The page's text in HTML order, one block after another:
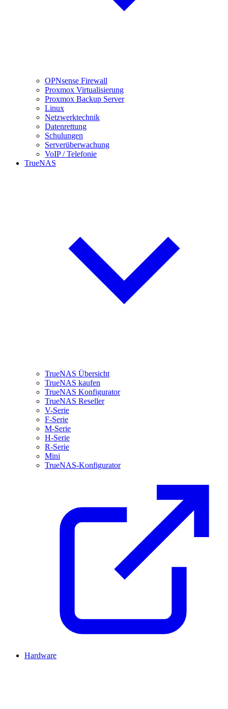
OPNsense Firewall
Proxmox Virtualisierung
Proxmox Backup Server
Linux
Netzwerktechnik
Datenrettung
Schulungen
Serverüberwachung
VoIP / Telefonie
TrueNAS
TrueNAS Übersicht
TrueNAS kaufen
TrueNAS Konfigurator
TrueNAS Reseller
V-Serie
F-Serie
M-Serie
H-Serie
R-Serie
Mini
TrueNAS-Konfigurator
Hardware